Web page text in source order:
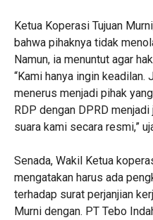
Ketua Koperasi Tujuan
bahwa pihaknya tidak
Namun, ia menuntut agar
“Kami hanya ingin
menerus menjadi pihak
RDP dengan DPRD
suara kami secara resmi,”
Senada, Wakil Ketua
mengatakan harus ada
terhadap surat perjanjian
Murni dengan. PT Tebo